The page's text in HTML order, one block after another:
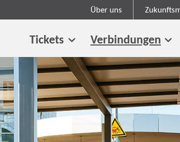
Über uns
Tickets Verbindungen